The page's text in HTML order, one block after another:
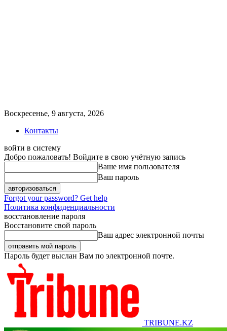
Воскресенье, 9 августа, 2026
Контакты
войти в систему
Добро пожаловать! Войдите в свою учётную запись
Ваше имя пользователя
Ваш пароль
Forgot your password? Get help
Политика конфиденциальности
восстановление пароля
Восстановите свой пароль
Ваш адрес электронной почты
Пароль будет выслан Вам по электронной почте.
TRIBUNE.KZ